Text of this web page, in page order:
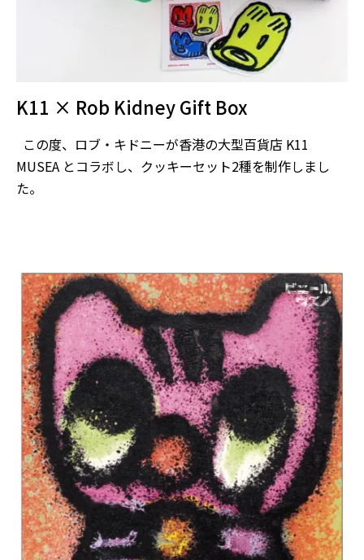
K11 × Rob Kidney Gift Box
この度、ロブ・キドニーが香港の大型百貨店 K11
MUSEA とコラボし、クッキーセット2種を制作しまし
た。